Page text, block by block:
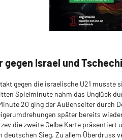
gegen Israel und
gegen die israelische U21 musste
Spielminute nahm das Unglück
20 ging der Außenseiter durch
später bereits
die zweite Gelbe Karte
deutschen Sieg. Zu allem Überdruss